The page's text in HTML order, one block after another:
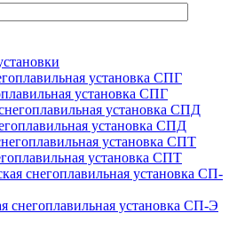
установка СПГ
установка СПД
установка СПТ
снегоплавильная установка СП-Э